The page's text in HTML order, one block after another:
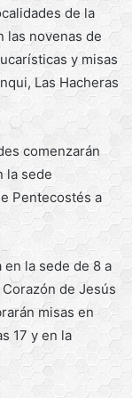
de la
las novenas de
y misas
Las Hacheras
comenzarán
la sede
Pentecostés a
en la sede de 8 a
de Jesús
misas en
17 y en la